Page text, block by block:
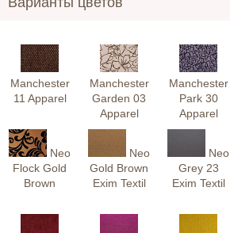
Manchester
11 Apparel
Manchester
Garden 03
Apparel
Manchester
Park 30
Apparel
Neo
Flock Gold
Brown
Neo
Gold Brown
Exim Textil
Neo
Grey 23
Exim Textil